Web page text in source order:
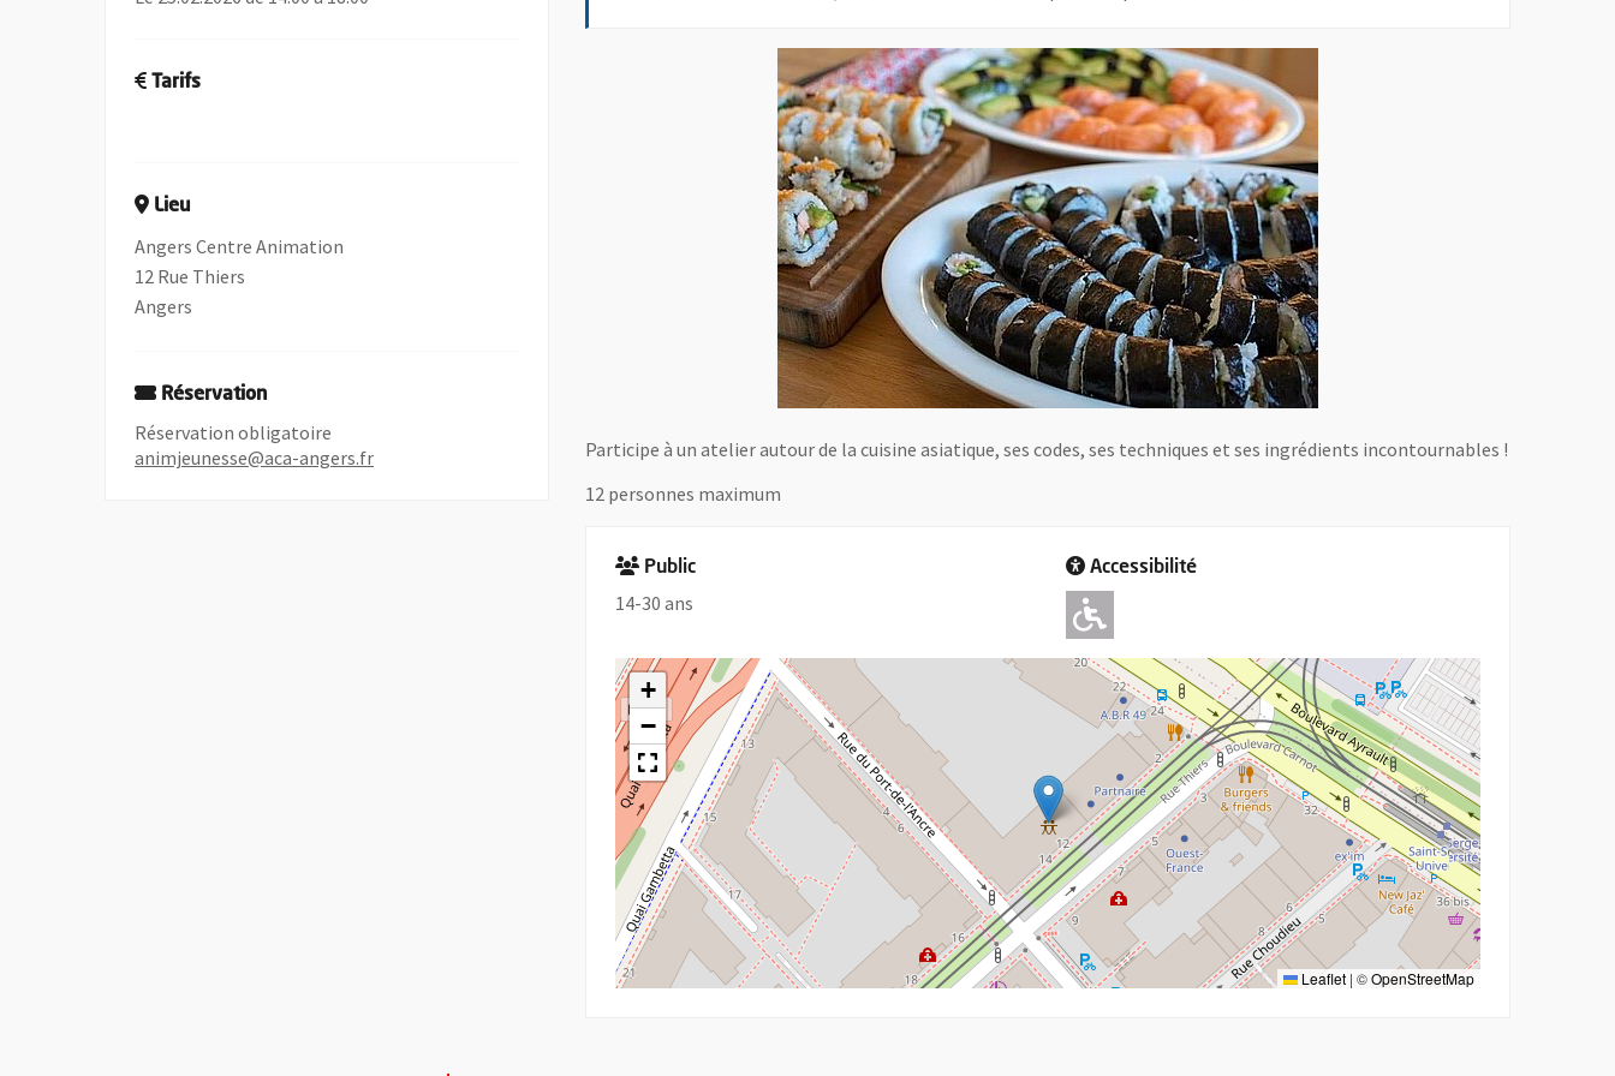
Participe à un atelier autour de la cuisine asiatique, ses codes, ses techniques et ses ingrédients incontournables !
12 personnes maximum
Public
14-30 ans
Accessibilité
Adapté pour l'handicap Moteur
+
−
Leaflet | ©OpenStreetMap
Tarifs
Lieu
Angers Centre Animation
12 Rue Thiers
Angers
Réservation
Réservation obligatoire
animjeunesse@aca-angers.fr